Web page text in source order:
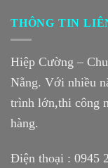
THÔNG TIN
Hiệp Cường –
Nẵng. Với nhiều
trình lớn,thi công
hàng.
Điện thoại : 0945